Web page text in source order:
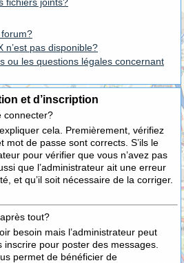
n’est pas disponible?
ou les questions légales concernant
et d’inscription
connecter?
cela. Premièrement, vérifiez
mot de passe sont corrects. S’ils le
pour vérifier que vous n’avez pas
que l’administrateur ait une erreur
et qu’il soit nécessaire de la corriger.
tout?
besoin mais l’administrateur peut
pour poster des messages.
permet de bénéficier de